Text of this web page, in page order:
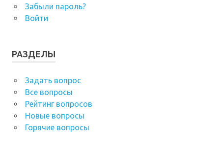
Забыли пароль?
Войти
РАЗДЕЛЫ
Задать вопрос
Все вопросы
Рейтинг вопросов
Новые вопросы
Горячие вопросы